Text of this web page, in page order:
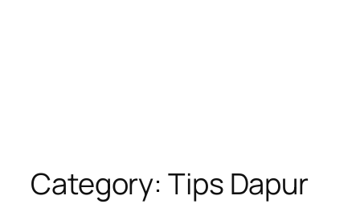
Category: Tips Dapur